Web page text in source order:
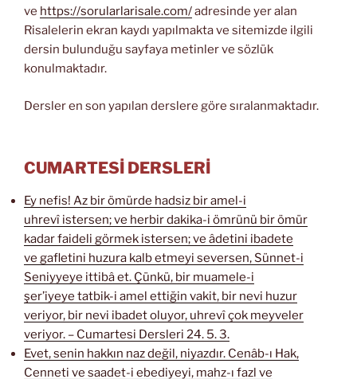
ve https://sorularlarisale.com/adresinde yer alan
Risalelerin ekran kaydı yapılmakta ve sitemizde ilgili
dersin bulunduğu sayfaya metinler ve sözlük
konulmaktadır.
Dersler en son yapılan derslere göre sıralanmaktadır.
CUMARTESİ DERSLERİ
Ey nefis! Az bir ömürde hadsiz bir amel-i
uhrevî istersen; ve herbir dakika-i ömrünü bir ömür
kadar faideli görmek istersen; ve âdetini ibadete
ve gafletini huzura kalb etmeyi seversen, Sünnet-i
Seniyyeye ittibâ et. Çünkü, bir muamele-i
şer’iyeye tatbik-i amel ettiğin vakit, bir nevi huzur
veriyor, bir nevi ibadet oluyor, uhrevî çok meyveler
veriyor. – Cumartesi Dersleri 24. 5. 3.
Evet, senin hakkın naz değil, niyazdır. Cenâb-ı Hak,
Cenneti ve saadet-i ebediyeyi, mahz-ı fazl ve